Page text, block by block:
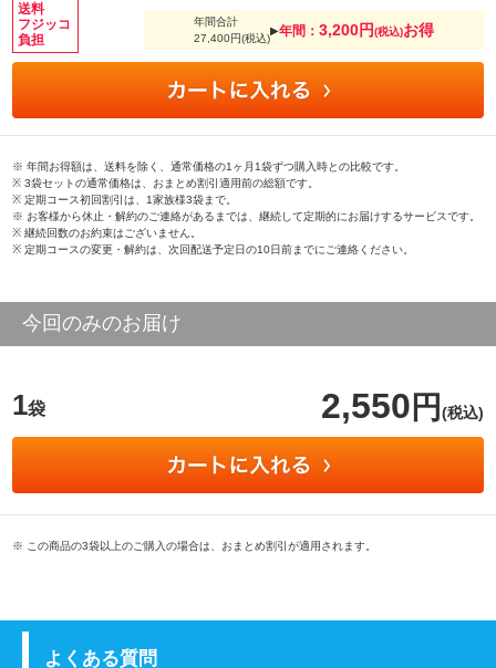
送料
フジッコ
負担
年間合計
27,400円(税込)
▶︎年間：3,200円(税込)お得
※ 年間お得額は、送料を除く、通常価格の1ヶ月1袋ずつ購入時との比較です。
※ 3袋セットの通常価格は、おまとめ割引適用前の総額です。
※ 定期コース初回割引は、1家族様3袋まで。
※ お客様から休止・解約のご連絡があるまでは、継続して定期的にお届けするサービスです。
※ 継続回数のお約束はございません。
※ 定期コースの変更・解約は、次回配送予定日の10日前までにご連絡ください。
今回のみのお届け
1袋 2,550 円 (税込)
※ この商品の3袋以上のご購入の場合は、おまとめ割引が適用されます。
よくある質問